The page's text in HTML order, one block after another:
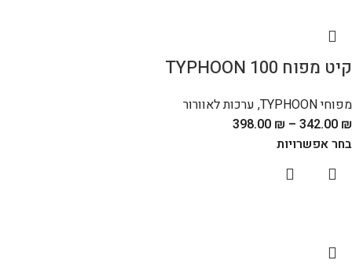
קיט מפוח TYPHOON 100
מפוחי TYPHOON , ערכות לאוורור
342.00 ₪
–
398.00 ₪
בחר אפשרויות